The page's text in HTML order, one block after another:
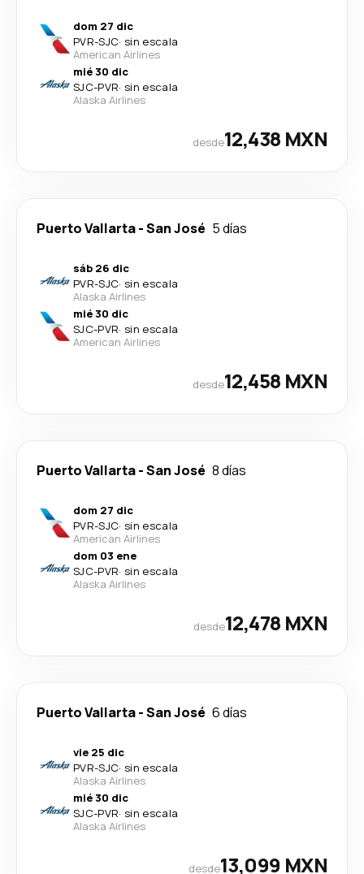
dom 27 dic
PVR-SJC· sin escala
American Airlines
mié 30 dic
SJC-PVR· sin escala
Alaska Airlines
desde12,438 MXN
Puerto Vallarta-San José 5 días
sáb 26 dic
PVR-SJC· sin escala
Alaska Airlines
mié 30 dic
SJC-PVR· sin escala
American Airlines
desde12,458 MXN
Puerto Vallarta-San José 8 días
dom 27 dic
PVR-SJC· sin escala
American Airlines
dom 03 ene
SJC-PVR· sin escala
Alaska Airlines
desde12,478 MXN
Puerto Vallarta-San José 6 días
vie 25 dic
PVR-SJC· sin escala
Alaska Airlines
mié 30 dic
SJC-PVR· sin escala
Alaska Airlines
desde13,099 MXN